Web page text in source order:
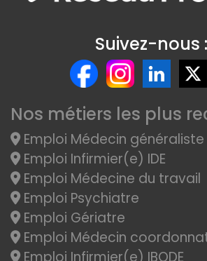
Suivez-nous :
Nos métiers les plus
Emploi Médecin généraliste
Emploi Infirmier(e) IDE
Emploi Médecine du travail
Emploi Psychiatre
Emploi Gériatre
Emploi Médecin
Emploi Infirmier(e) IBODE